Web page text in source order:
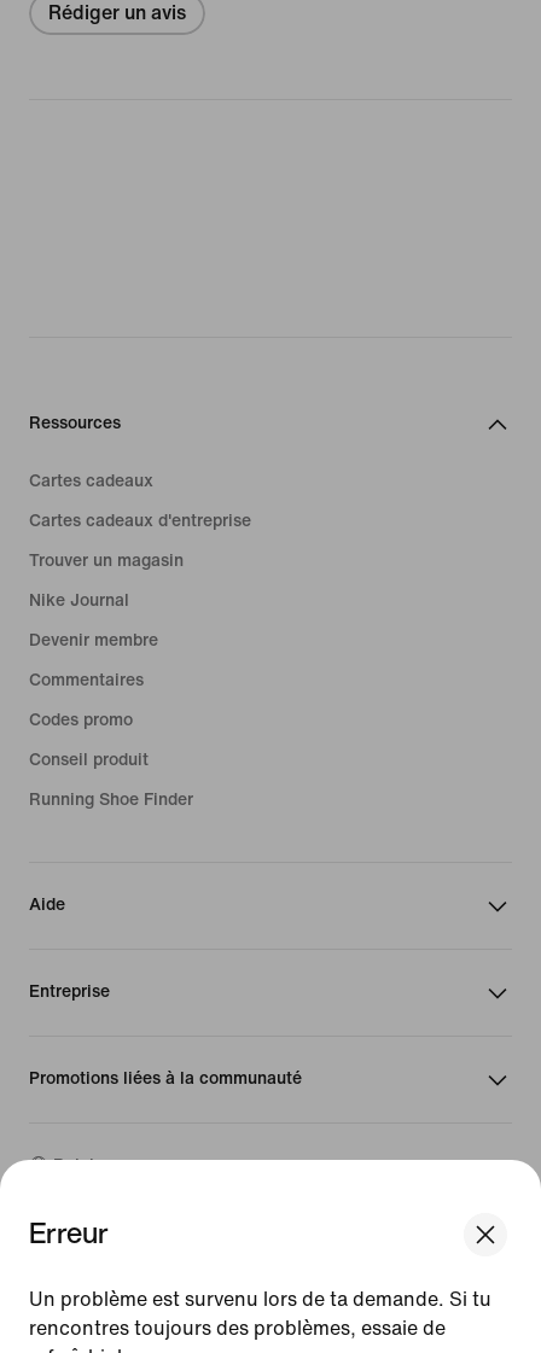
Update your location?
Erreur
Un problème est survenu lors de ta demande. Si tu
rencontres toujours des problèmes, essaie de
Rédiger un avis
Ressources
Cartes cadeaux
Cartes cadeaux d'entreprise
Trouver un magasin
Nike Journal
Devenir membre
Commentaires
Codes promo
Conseil produit
Running Shoe Finder
Aide
Entreprise
Promotions liées à la communauté
Belgique
Conditions d'utilisation
Conditions générales de vente